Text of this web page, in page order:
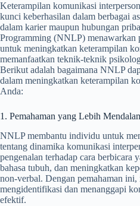
Keterampilan komunikasi
kunci keberhasilan dalam berbagai
dalam karier maupun hubungan
Programming (NNLP) menawarkan
untuk meningkatkan keterampilan
memanfaatkan teknik-teknik
Berikut adalah bagaimana NNLP
dalam meningkatkan keterampilan
Anda:
1. Pemahaman yang Lebih
NNLP membantu individu untuk
tentang dinamika komunikasi
pengenalan terhadap cara berbicara
bahasa tubuh, dan meningkatkan
non-verbal. Dengan pemahaman
mengidentifikasi dan menanggapi
efektif.